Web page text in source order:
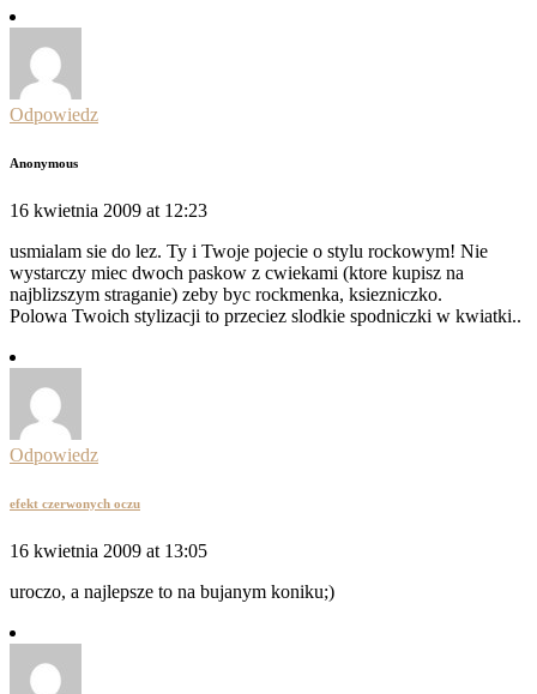
Odpowiedz
Anonymous
16 kwietnia 2009 at 12:23
usmialam sie do lez. Ty i Twoje pojecie o stylu rockowym! Nie
wystarczy miec dwoch paskow z cwiekami (ktore kupisz na
najblizszym straganie) zeby byc rockmenka, ksiezniczko.
Polowa Twoich stylizacji to przeciez slodkie spodniczki w kwiatki..
Odpowiedz
efekt czerwonych oczu
16 kwietnia 2009 at 13:05
uroczo, a najlepsze to na bujanym koniku;)